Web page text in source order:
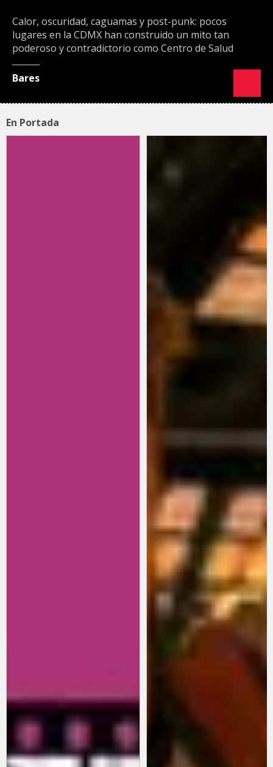
Calor, oscuridad, caguamas y post-punk: pocos
lugares en la CDMX han construido un mito tan
poderoso y contradictorio como Centro de Salud
Bares
En Portada